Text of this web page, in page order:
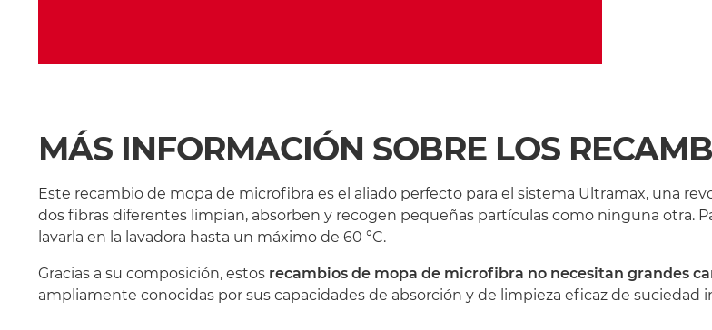
MÁS INFORMACIÓN SOBRE LOS
Este recambio de mopa de microfibra es el aliado perfecto para el sistema Ultramax, una
dos fibras diferentes limpian, absorben y recogen pequeñas partículas como ninguna otra.
lavarla en la lavadora hasta un máximo de 60 °C.
Gracias a su composición, estos recambios de mopa de microfibra no necesitan grandes
ampliamente conocidas por sus capacidades de absorción y de limpieza eficaz de suciedad